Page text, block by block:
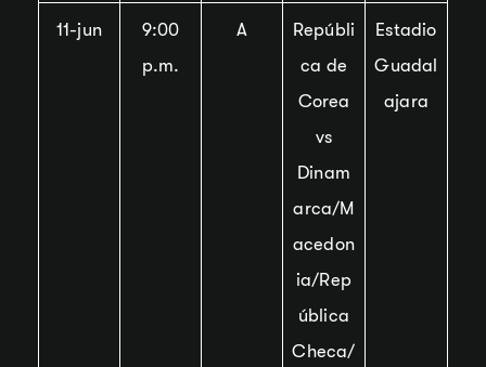
11-jun
9:00
p.m.
A
Repúbli
ca de
Corea
vs
Dinam
arca/M
acedon
ia/Rep
ública
Checa/
Estadio
Guadal
ajara